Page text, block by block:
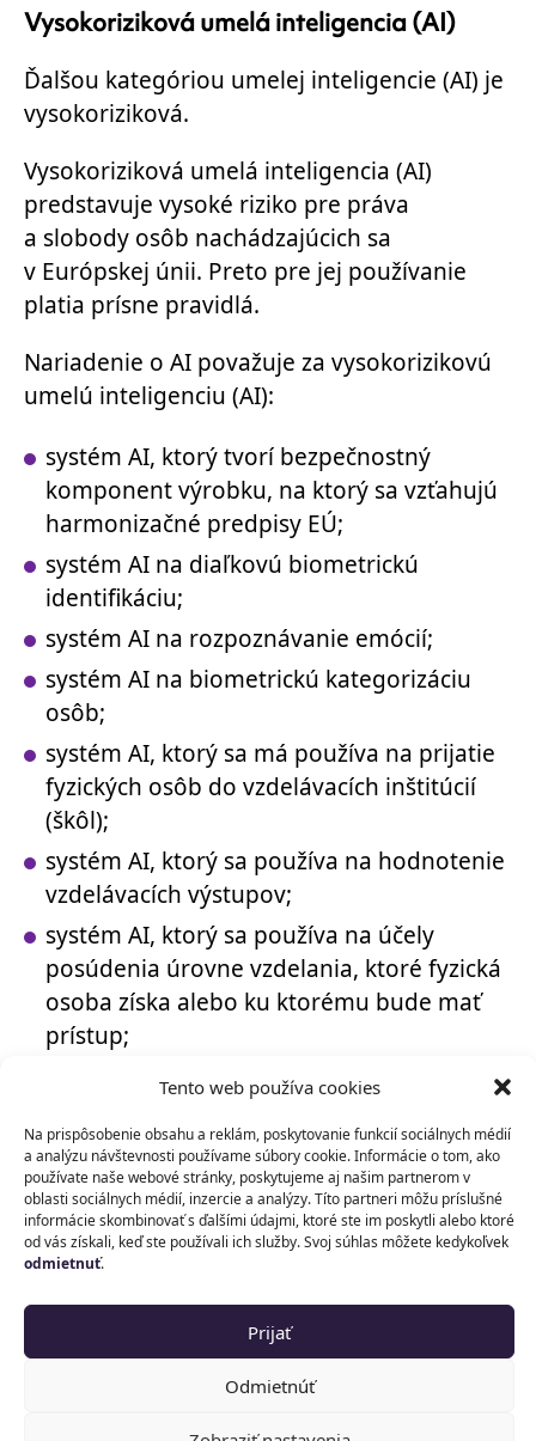
Tento web používa cookies
Na prispôsobenie obsahu a reklám, poskytovanie funkcií sociálnych médií
a analýzu návštevnosti používame súbory cookie. Informácie o tom, ako
používate naše webové stránky, poskytujeme aj našim partnerom v
oblasti sociálnych médií, inzercie a analýzy. Títo partneri môžu príslušné
informácie skombinovať s ďalšími údajmi, ktoré ste im poskytli alebo ktoré
od vás získali, keď ste používali ich služby. Svoj súhlas môžete kedykoľvek
odmietnuť.
Prijať
Odmietnúť
Vysokoriziková umelá inteligencia (AI)
Ďalšou kategóriou umelej inteligencie (AI) je
vysokoriziková.
Vysokoriziková umelá inteligencia (AI)
predstavuje vysoké riziko pre práva
a slobody osôb nachádzajúcich sa
v Európskej únii. Preto pre jej používanie
platia prísne pravidlá.
Nariadenie o AI považuje za vysokorizikovú
umelú inteligenciu (AI):
systém AI, ktorý tvorí bezpečnostný
komponent výrobku, na ktorý sa vzťahujú
harmonizačné predpisy EÚ;
systém AI na diaľkovú biometrickú
identifikáciu;
systém AI na rozpoznávanie emócií;
systém AI na biometrickú kategorizáciu
osôb;
systém AI, ktorý sa má používa na prijatie
fyzických osôb do vzdelávacích inštitúcií
(škôl);
systém AI, ktorý sa používa na hodnotenie
vzdelávacích výstupov;
systém AI, ktorý sa používa na účely
posúdenia úrovne vzdelania, ktoré fyzická
osoba získa alebo ku ktorému bude mať
prístup;
systém AI, ktorý sa používa na nábor alebo
na analýzu a filtrovanie žiadostí o prácu;
systém AI, ktorý sa používa na hodnotenie
pracovnoprávnych podmienok, kariérneho
postupu, ukončenie zamestnania;
úverovej bonity klienta alebo určenie jeho
kreditného rizika;
systém AI, ktorý sa používa na výpočet
výšky poistného v prípade životného